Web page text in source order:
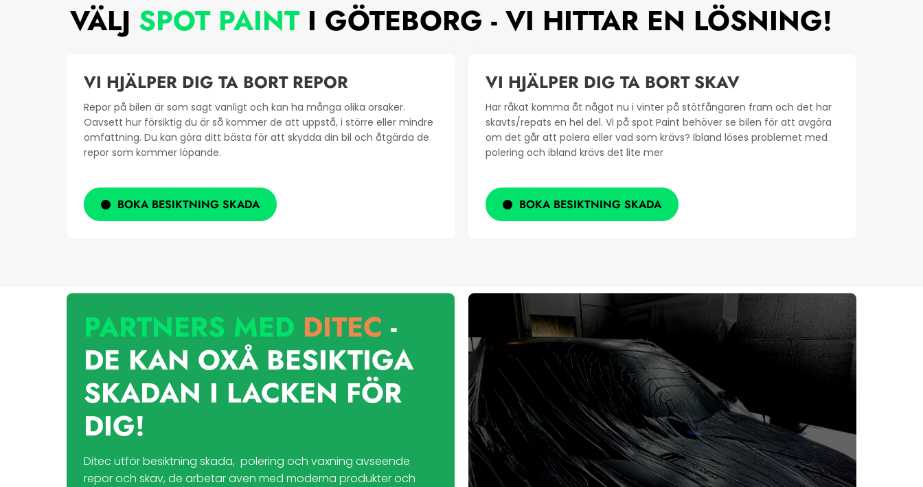
VÄLJ SPOT PAINTI GÖTEBORG - VI HITTAR EN LÖSNING!
VI HJÄLPER DIG TA BORT REPOR
Repor på bilen är som sagt vanligt och kan ha många olika orsaker.
Oavsett hur försiktig du är så kommer de att uppstå, i större eller mindre
omfattning. Du kan göra ditt bästa för att skydda din bil och åtgärda de
repor som kommer löpande.
BOKA BESIKTNING SKADA
VI HJÄLPER DIG TA BORT SKAV
Har råkat komma åt något nu i vinter på stötfångaren fram och det har
skavts/repats en hel del. Vi på spot Paint behöver se bilen för att avgöra
om det går att polera eller vad som krävs? Ibland löses problemet med
polering och ibland krävs det lite mer
BOKA BESIKTNING SKADA
PARTNERS MED DITEC -
DE KAN OXÅ BESIKTIGA
SKADAN I LACKEN FÖR
DIG!
Ditec utför besiktning skada, polering och vaxning avseende
repor och skav, de arbetar även med moderna produkter och